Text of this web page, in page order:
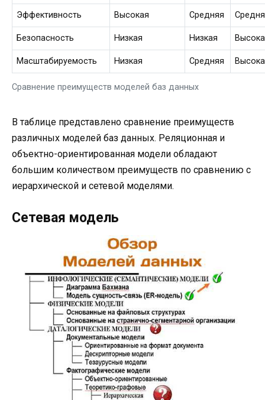
Сравнение преимуществ моделей баз данных
Эффективность Высокая Средняя
Безопасность Низкая Низкая
Масштабируемость Низкая Средняя
В таблице представлено сравнение преимуществ
различных моделей баз данных. Реляционная и
объектно-ориентированная модели обладают
большим количеством преимуществ по сравнению с
иерархической и сетевой моделями.
Сетевая модель